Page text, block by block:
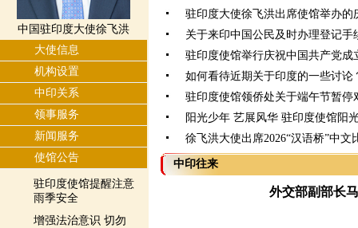
中国驻印度大使徐飞洪
大使信息
机构设置
中印关系
领事服务
新闻服务
使馆公告
驻印度使馆提醒注意
雨季安全
增强法治意识 切勿
驻印度大使徐飞洪出席使馆举办
关于来印中国公民及时办理登记手
驻印度使馆举行庆祝中国共产党成
如何看待近期关于印度的一些讨论
驻印度使馆领侨处关于端午节暂停
阳光少年 艺展风华 驻印度使馆阳
徐飞洪大使出席2026“汉语桥”中
中印往来
外交部副部长